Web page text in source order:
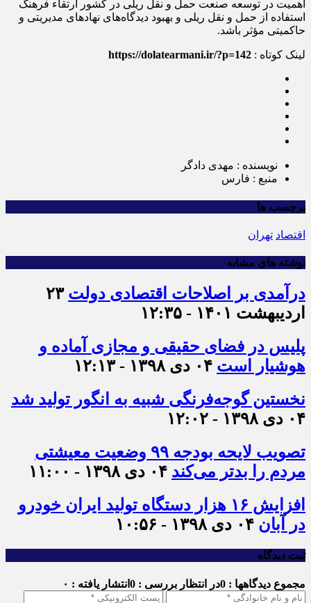
اهمیت در توسعه صنعت حمل و نقل ریلی در کشور ارتقاء فرهنگ
استفاده از حمل و نقل ریلی و بهبود دیدگاه‌های نهادهای مدیریتی و
حاکمیتی مؤثر باشد.
لینک کوتاه : https://dolatearmani.ir/?p=142
نویسنده : مهدی دادگر
منبع : فارس
برچسب ها
اقتصاد تهران
نوشته های مشابه
درآمدی بر اصلاحات اقتصادی دولت ۲۳
اردیبهشت ۱۴۰۱ - ۱۲:۳۵
پلیس در فضای حقیقی و مجازی آماده و
هوشیار است ۰۴ دی ۱۳۹۸ - ۱۲:۱۳
نخستین گوجه‌فرنگی شبیه به انگور تولید شد
۰۴ دی ۱۳۹۸ - ۱۲:۰۲
تصویب لایحه بودجه ۹۹ وضعیت معیشتی
مردم را بدتر می‌کند ۰۴ دی ۱۳۹۸ - ۱۱:۰۰
افزایش ۱۶ هزار دستگاه تولید ایران خودرو
در آبان ۰۴ دی ۱۳۹۸ - ۱۰:۵۶
ثبت دیدگاه
مجموع دیدگاهها : 0 در انتظار بررسی : 0 انتشار یافته : ۰